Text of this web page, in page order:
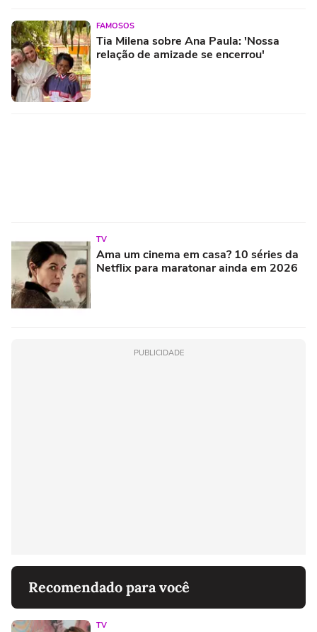
FAMOSOS
Tia Milena sobre Ana Paula: 'Nossa
relação de amizade se encerrou'
TV
Ama um cinema em casa? 10 séries da
Netflix para maratonar ainda em 2026
PUBLICIDADE
Recomendado para você
TV